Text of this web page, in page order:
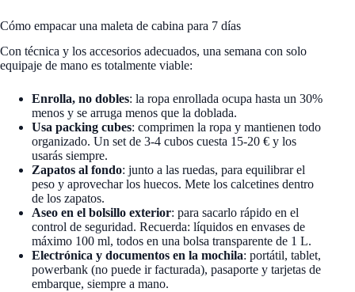
Cómo empacar una maleta de cabina para 7 días
Con técnica y los accesorios adecuados, una semana con solo
equipaje de mano es totalmente viable:
Enrolla, no dobles: la ropa enrollada ocupa hasta un 30%
menos y se arruga menos que la doblada.
Usa packing cubes: comprimen la ropa y mantienen todo
organizado. Un set de 3-4 cubos cuesta 15-20 € y los
usarás siempre.
Zapatos al fondo: junto a las ruedas, para equilibrar el
peso y aprovechar los huecos. Mete los calcetines dentro
de los zapatos.
Aseo en el bolsillo exterior: para sacarlo rápido en el
control de seguridad. Recuerda: líquidos en envases de
máximo 100 ml, todos en una bolsa transparente de 1 L.
Electrónica y documentos en la mochila: portátil, tablet,
powerbank (no puede ir facturada), pasaporte y tarjetas de
embarque, siempre a mano.